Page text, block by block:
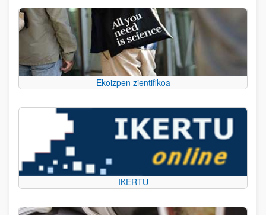
Ekoizpen zientifikoa
IKERTU